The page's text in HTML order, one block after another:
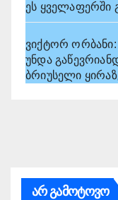
ეს ყველაფერში
ვიქტორ ორბანი:
უნდა
ბრიუსელი
არ გამოტოვო